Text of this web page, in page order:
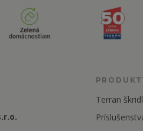
Terran